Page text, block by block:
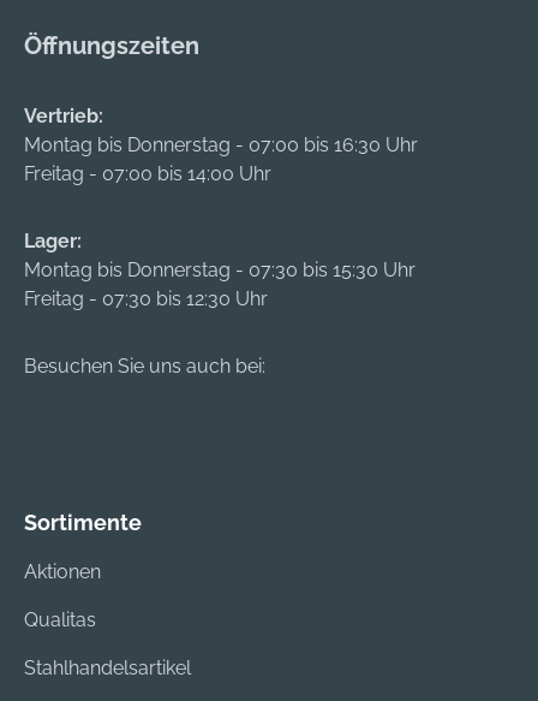
Öffnungszeiten
Vertrieb:
Montag bis Donnerstag - 07:00 bis 16:30 Uhr
Freitag - 07:00 bis 14:00 Uhr
Lager:
Montag bis Donnerstag - 07:30 bis 15:30 Uhr
Freitag - 07:30 bis 12:30 Uhr
Besuchen Sie uns auch bei:
Sortimente
Aktionen
Qualitas
Stahlhandelsartikel